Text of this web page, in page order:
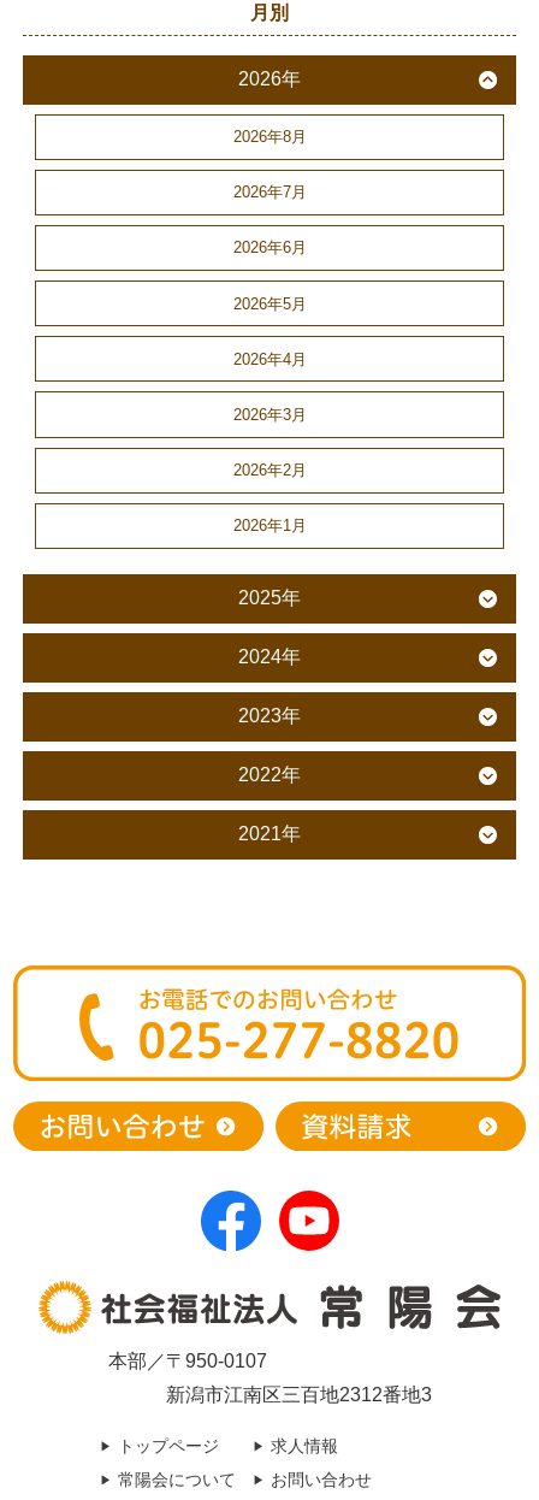
月別
2026年
2026年8月
2026年7月
2026年6月
2026年5月
2026年4月
2026年3月
2026年2月
2026年1月
2025年
2024年
2023年
2022年
2021年
本部／〒950-0107
新潟市江南区三百地2312番地3
トップページ
常陽会について
求人情報
お問い合わせ